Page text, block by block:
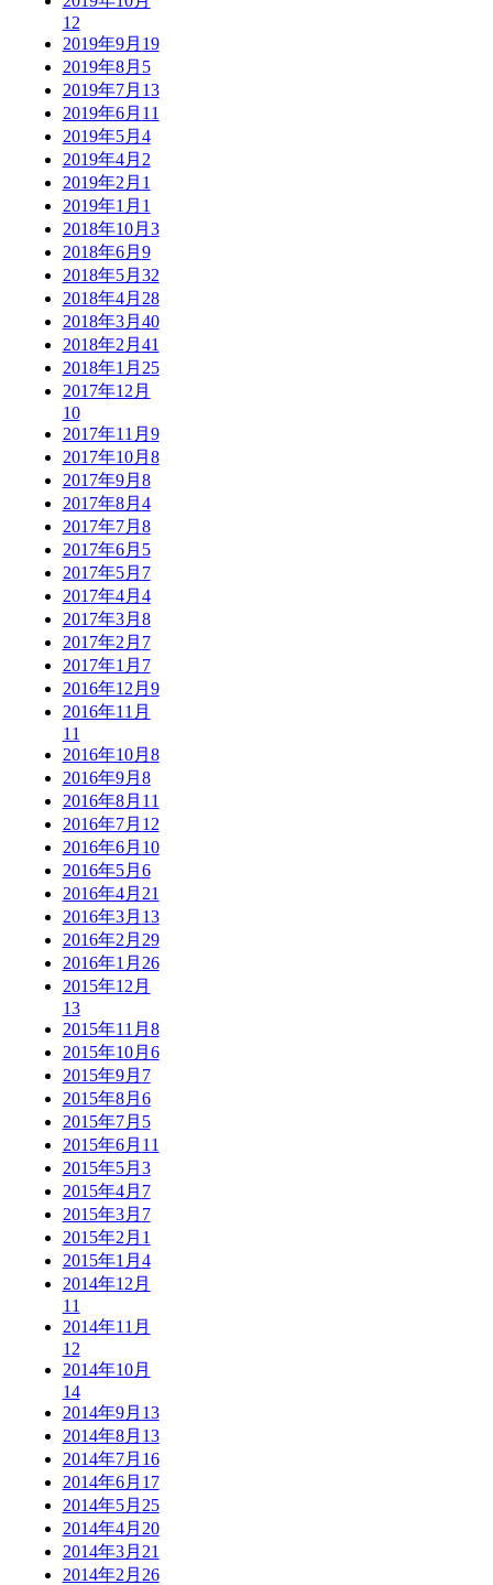
12
2019年9月 19
2019年8月 5
2019年7月 13
2019年6月 11
2019年5月 4
2019年4月 2
2019年2月 1
2019年1月 1
2018年10月 3
2018年6月 9
2018年5月 32
2018年4月 28
2018年3月 40
2018年2月 41
2018年1月 25
2017年12月
10
2017年11月 9
2017年10月 8
2017年9月 8
2017年8月 4
2017年7月 8
2017年6月 5
2017年5月 7
2017年4月 4
2017年3月 8
2017年2月 7
2017年1月 7
2016年12月 9
2016年11月
11
2016年10月 8
2016年9月 8
2016年8月 11
2016年7月 12
2016年6月 10
2016年5月 6
2016年4月 21
2016年3月 13
2016年2月 29
2016年1月 26
2015年12月
13
2015年11月 8
2015年10月 6
2015年9月 7
2015年8月 6
2015年7月 5
2015年6月 11
2015年5月 3
2015年4月 7
2015年3月 7
2015年2月 1
2015年1月 4
2014年12月
11
2014年11月
12
2014年10月
14
2014年9月 13
2014年8月 13
2014年7月 16
2014年6月 17
2014年5月 25
2014年4月 20
2014年3月 21
2014年2月 26